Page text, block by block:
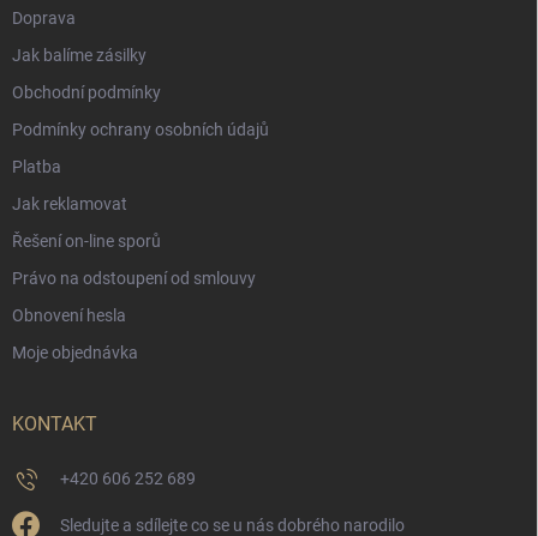
Doprava
Jak balíme zásilky
Obchodní podmínky
Podmínky ochrany osobních údajů
Platba
Jak reklamovat
Řešení on-line sporů
Právo na odstoupení od smlouvy
Obnovení hesla
Moje objednávka
KONTAKT
+420 606 252 689
Sledujte a sdílejte co se u nás dobrého narodilo